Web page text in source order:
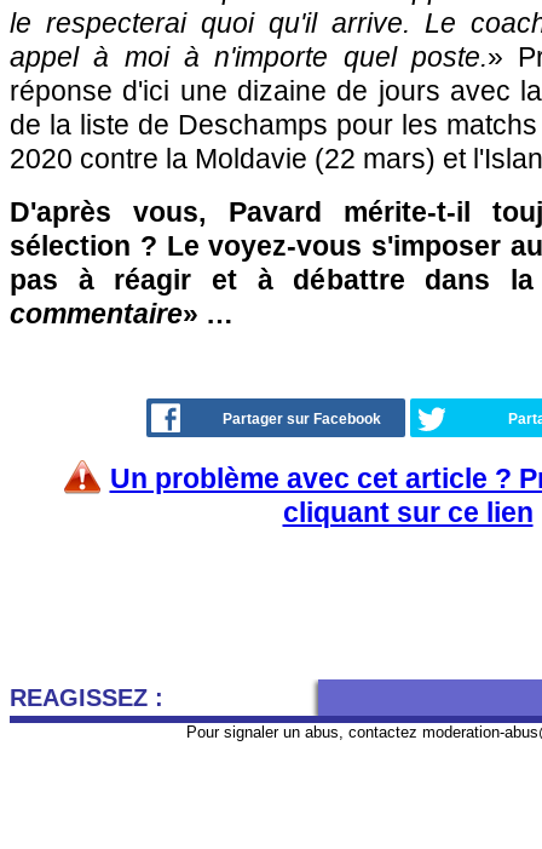
le respecterai quoi qu'il arrive. Le
appel à moi à n'importe quel poste.»
réponse d'ici une dizaine de jours avec
de la liste de Deschamps pour les
2020 contre la Moldavie (22 mars) et
D'après vous, Pavard mérite-t-il
sélection ? Le voyez-vous s'imposer
pas à réagir et à débattre dans
commentaire» …
Partager sur Facebook
Un problème avec cet article ?
cliquant sur ce lien
REAGISSEZ :
Pour signaler un abus, contactez moderation-